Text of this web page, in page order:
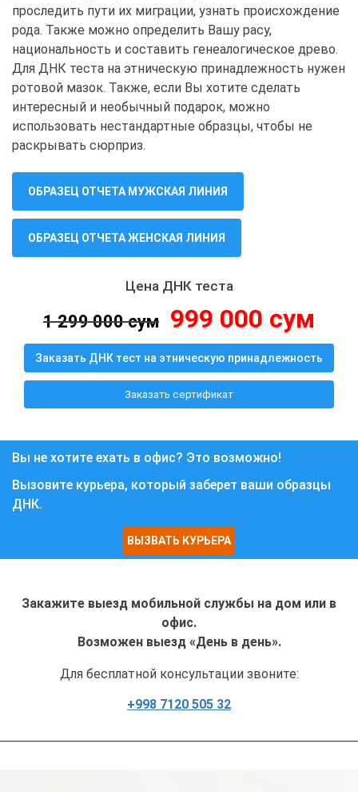
проследить пути их миграции, узнать происхождение
рода. Также можно определить Вашу расу,
национальность и составить генеалогическое древо.
Для ДНК теста на этническую принадлежность нужен
ротовой мазок. Также, если Вы хотите сделать
интересный и необычный подарок, можно
использовать нестандартные образцы, чтобы не
раскрывать сюрприз.
ОБРАЗЕЦ ОТЧЕТА МУЖСКАЯ ЛИНИЯ
ОБРАЗЕЦ ОТЧЕТА ЖЕНСКАЯ ЛИНИЯ
Цена ДНК теста
1 299 000 сум 999 000 сум
Заказать ДНК тест на этническую принадлежность
Заказать сертификат
Вы не хотите ехать в офис? Это возможно!
Вызовите курьера, который заберет ваши образцы
ДНК.
ВЫЗВАТЬ КУРЬЕРА
Закажите выезд мобильной службы на дом или в
офис.
Возможен выезд «День в день».
Для бесплатной консультации звоните:
+998 7120 505 32